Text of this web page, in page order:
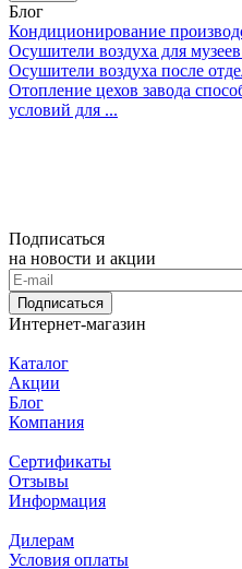
Блог
Кондиционирование
Осушители воздуха для
Осушители воздуха после
Отопление цехов завода
условий для ...
Подписаться
на новости и акции
Подписаться
Интернет-магазин
Каталог
Акции
Блог
Компания
Сертификаты
Отзывы
Информация
Дилерам
Условия оплаты